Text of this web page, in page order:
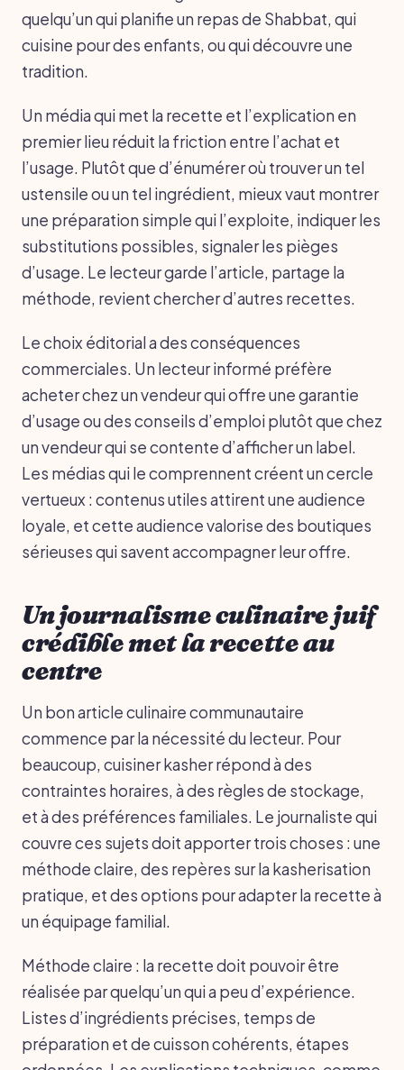
quelqu’un qui planifie un repas de Shabbat, qui
cuisine pour des enfants, ou qui découvre une
tradition.
Un média qui met la recette et l’explication en
premier lieu réduit la friction entre l’achat et
l’usage. Plutôt que d’énumérer où trouver un tel
ustensile ou un tel ingrédient, mieux vaut montrer
une préparation simple qui l’exploite, indiquer les
substitutions possibles, signaler les pièges
d’usage. Le lecteur garde l’article, partage la
méthode, revient chercher d’autres recettes.
Le choix éditorial a des conséquences
commerciales. Un lecteur informé préfère
acheter chez un vendeur qui offre une garantie
d’usage ou des conseils d’emploi plutôt que chez
un vendeur qui se contente d’afficher un label.
Les médias qui le comprennent créent un cercle
vertueux : contenus utiles attirent une audience
loyale, et cette audience valorise des boutiques
sérieuses qui savent accompagner leur offre.
Un journalisme culinaire juif
crédible met la recette au
centre
Un bon article culinaire communautaire
commence par la nécessité du lecteur. Pour
beaucoup, cuisiner kasher répond à des
contraintes horaires, à des règles de stockage,
et à des préférences familiales. Le journaliste qui
couvre ces sujets doit apporter trois choses : une
méthode claire, des repères sur la kasherisation
pratique, et des options pour adapter la recette à
un équipage familial.
Méthode claire : la recette doit pouvoir être
réalisée par quelqu’un qui a peu d’expérience.
Listes d’ingrédients précises, temps de
préparation et de cuisson cohérents, étapes